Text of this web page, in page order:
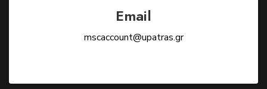
Email
mscaccount@upatras.gr